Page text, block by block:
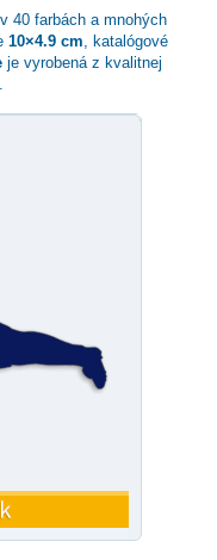
40 farbách a mnohých
10×4.9 cm , katalógové
je vyrobená z kvalitnej